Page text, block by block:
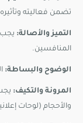
تضمن فعاليته
التميز والأصالة: يجب
المنافسين.
الوضوح والبساطة:
المرونة والتكيف:
والأحجام (لوحات